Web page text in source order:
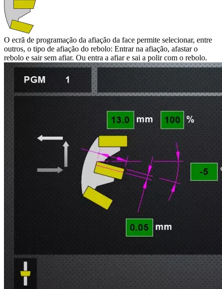
O ecrã de programação da afiação da face permite selecionar, entre
outros, o tipo de afiação do rebolo: Entrar na afiação, afastar o
rebolo e sair sem afiar. Ou entra a afiar e sai a polir com o rebolo.